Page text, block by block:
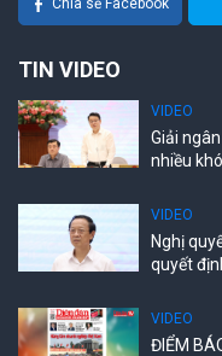
Chia sẻ Facebook
TIN VIDEO
VIDEO
Giải
nhiều
VIDEO
Nghị
quyết
VIDEO
ĐIỂM